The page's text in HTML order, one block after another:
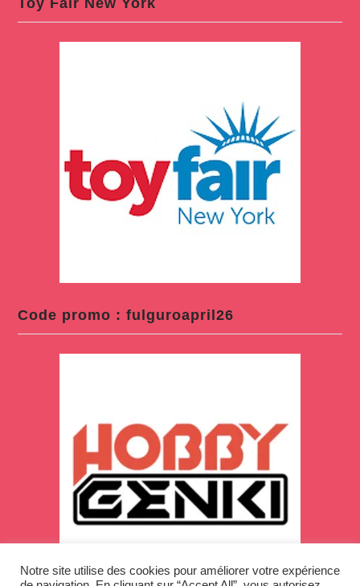
Toy Fair New York
Code promo : fulguroapril26
Notre site utilise des cookies pour améliorer votre expérience